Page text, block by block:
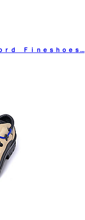
ｄ Ｆｉｎｅｓｈｏｅｓ...